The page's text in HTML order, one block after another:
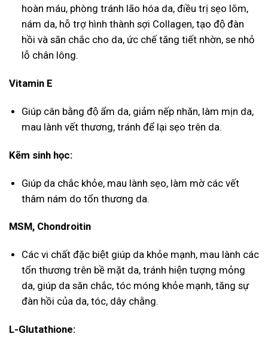
hoàn máu, phòng tránh lão hóa da, điều trị sẹo lõm,
nám da, hỗ trợ hình thành sợi Collagen, tạo độ đàn
hồi và săn chắc cho da, ức chế tăng tiết nhờn, se nhỏ
lỗ chân lông.
Vitamin E
Giúp cân bằng độ ẩm da, giảm nếp nhăn, làm mịn da,
mau lành vết thương, tránh để lại sẹo trên da.
Kẽm sinh học:
Giúp da chắc khỏe, mau lành sẹo, làm mờ các vết
thâm nám do tổn thương da.
MSM, Chondroitin
Các vi chất đặc biệt giúp da khỏe mạnh, mau lành các
tổn thương trên bề mặt da, tránh hiện tượng mỏng
da, giúp da săn chắc, tóc móng khỏe mạnh, tăng sự
đàn hồi của da, tóc, dây chằng.
L-Glutathione: